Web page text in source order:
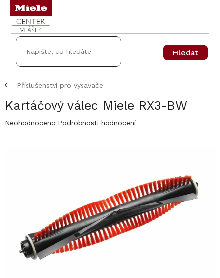
Přejít
obsah
Hledat
Příslušenství pro vysavače
Kartáčový válec Miele RX3-BW
Průměrné
Neohodnoceno Podrobnosti hodnocení